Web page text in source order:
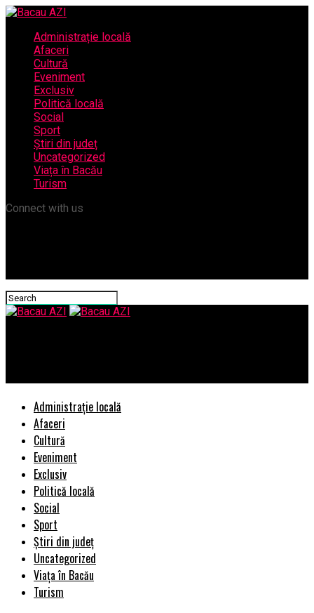
Administrație locală
Afaceri
Cultură
Eveniment
Exclusiv
Politică locală
Social
Sport
Știri din județ
Uncategorized
Viața în Bacău
Turism
Connect with us
Administrație locală
Afaceri
Cultură
Eveniment
Exclusiv
Politică locală
Social
Sport
Știri din județ
Uncategorized
Viața în Bacău
Turism